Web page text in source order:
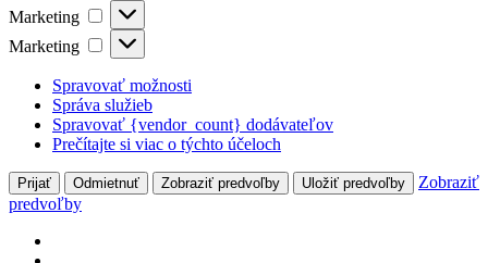
Marketing Marketing
Marketing Marketing
Spravovať možnosti
Správa služieb
Spravovať {vendor_count} dodávateľov
Prečítajte si viac o týchto účeloch
Prijať Odmietnuť Zobraziť predvoľby Uložiť predvoľby
Zobraziť
predvoľby